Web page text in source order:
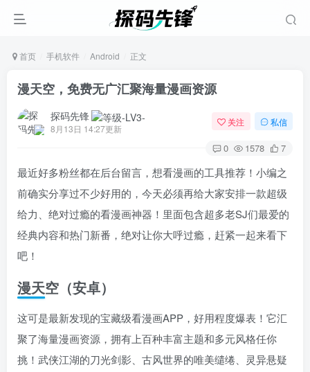
首页 手机软件 Android 正文
漫天空，免费无广汇聚海量漫画资源
探码先锋
8月13日 14:27更新
关注 私信
0 1578 7
最近好多粉丝都在后台留言，想看漫画的工具推荐！小编之
前确实分享过不少好用的，今天必须再给大家安排一款超级
给力、绝对过瘾的看漫画神器！里面包含超多老SJ们最爱的
经典内容和热门新番，绝对让你大呼过瘾，赶紧一起来看下
吧！
漫天空（安卓）
这可是最新发现的宝藏级看漫画APP，好用程度爆表！它汇
聚了海量漫画资源，拥有上百种丰富主题和多元风格任你
挑！武侠江湖的刀光剑影、古风世界的唯美缱绻、灵异悬疑